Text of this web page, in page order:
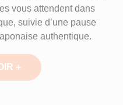
vous attendent dans
suivie d’une pause
authentique.
+